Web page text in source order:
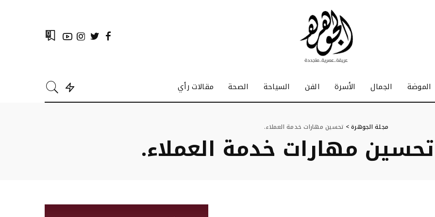
0
الموضة الجمال الأسرة الفن السياحة الصحة مقالات رأي
مجلة الجوهرة> تحسين مهارات خدمة العملاء.
تحسين مهارات خدمة العملاء.